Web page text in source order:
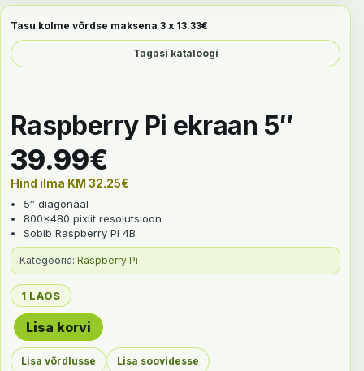
Raspberry Pi ekraan 5″
Tasu kolme võrdse maksena 3 x 13.33€
39.99€
Hind ilma KM 32.25€
5″ diagonaal
800×480 pixlit resolutsioon
Sobib Raspberry Pi 4B
1 LAOS
Raspberry Pi ekraan 5" kogus
Lisa korvi
Tagasi kataloogi
Lisa võrdlusse Lisa soovidesse
Kategooria: Raspberry Pi